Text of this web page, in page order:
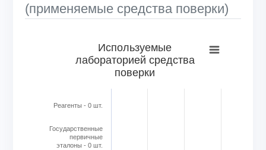
(применяемые средства поверки)
Bar chart with 6 bars.
View as data table, Используемые лабораторией
The chart has 1 X axis displaying categories.
The chart has 1 Y axis displaying Кол-во в шт.. Range: 0
Используемые
лабораторией средства
поверки
Реагенты - 0 шт.
Государственные
первичные
эталоны - 0 шт.